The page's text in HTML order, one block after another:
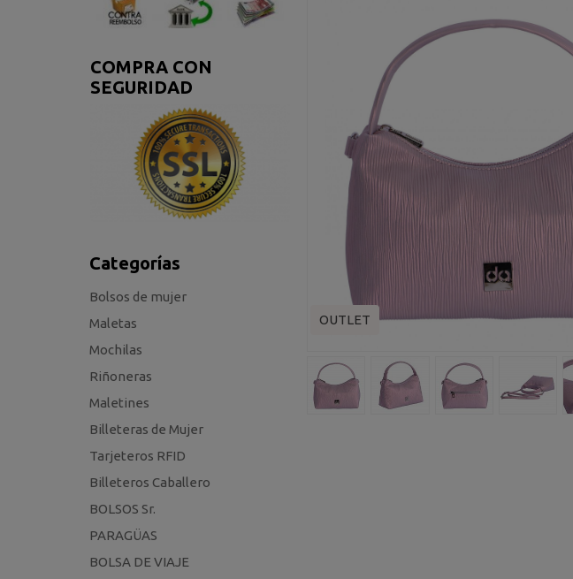
COMPRA CON
SEGURIDAD
Categorías
Bolsos de mujer
Maletas
Mochilas
Riñoneras
Maletines
Billeteras de Mujer
Tarjeteros RFID
Billeteros Caballero
BOLSOS Sr.
PARAGÜAS
BOLSA DE VIAJE
OUTLET